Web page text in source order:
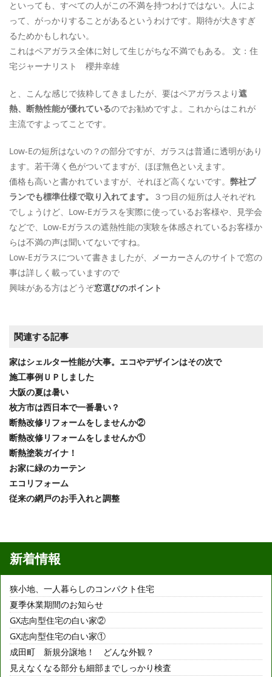
といっても、すべての人がこの不満を持つわけではない。人によ
って、がっかりすることがあるというわけです。期待が大きすぎ
るためかもしれない。
これはペアガラス全体に対して生じがちな不満でもある。 文：住
宅ジャーナリスト 櫻井幸雄
と、こんな感じで抜粋してきましたが、要はペアガラスより遮
熱、断熱性能が優れているのでお勧めですよ。これからはこれが
主流ですよってことです。
Low-Eの短所はないの？の部分ですが、ガラスは普通に透明があり
ます。若干薄く色がついてますが、ほぼ無色といえます。
価格も高いと書かれていますが、それほど高くないです。 弊社プ
ランでも標準仕様で取り入れてます。
３つ目の短所は人それぞれ
でしょうけど、Low-Eガラスを実際に使っているお客様や、見学会
などで、Low-Eガラスの遮熱性能の実験を体感されているお客様か
らは不満の声は聞いてないですね。
Low-Eガラスについて書きましたが、メーカーさんのサイトで窓の
事は詳しく載っていますので
興味がある方はどうぞ窓選びのポイント
関連する記事
家はシェルター性能が大事。エコやデザインはその次で
施工事例ＵＰしました
大阪の夏は暑い
枚方市は西日本で一番暑い？
断熱改修リフォームをしませんか②
断熱改修リフォームをしませんか①
断熱塗装ガイナ！
お家に緑のカーテン
エコリフォーム
従来の網戸のお手入れと調整
新着情報
狭小地、一人暮らしのコンパクト住宅
夏季休業期間のお知らせ
GX志向型住宅の白い家②
GX志向型住宅の白い家①
成田町 新規分譲地！ どんな外観？
見えなくなる部分も細部までしっかり検査